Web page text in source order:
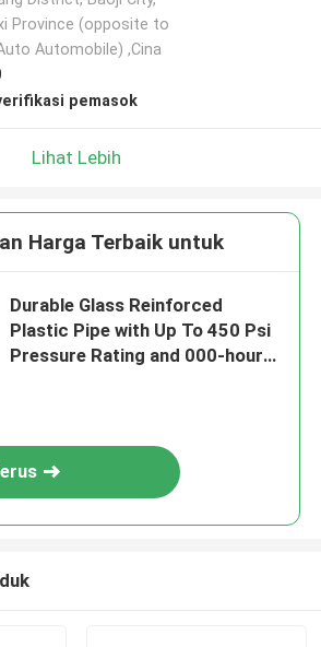
Province (opposite to
Automobile) ,Cina
pemasok
Lihat Lebih
Harga Terbaik untuk
Durable Glass Reinforced
Plastic Pipe with Up To 450 Psi
Pressure Rating and 000-hour